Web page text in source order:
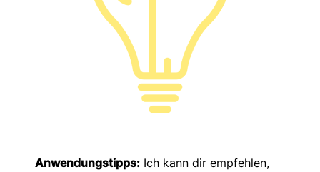
Anwendungstipps: Ich kann dir empfehlen,